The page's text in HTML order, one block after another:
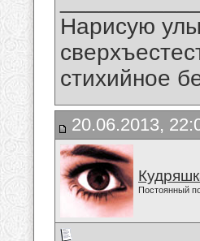
Нарисую
стихийное
20.06.2013,
Постоянный